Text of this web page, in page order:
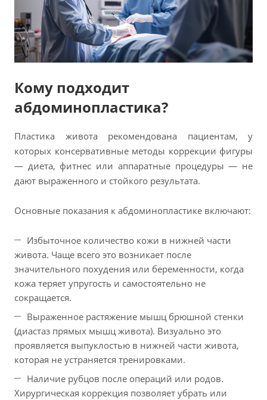
Кому подходит
абдоминопластика?
Пластика живота рекомендована пациентам, у
которых консервативные методы коррекции фигуры
— диета, фитнес или аппаратные процедуры — не
дают выраженного и стойкого результата.
Основные показания к абдоминопластике включают:
Избыточное количество кожи в нижней части
живота. Чаще всего это возникает после
значительного похудения или беременности, когда
кожа теряет упругость и самостоятельно не
сокращается.
Выраженное растяжение мышц брюшной стенки
(диастаз прямых мышц живота). Визуально это
проявляется выпуклостью в нижней части живота,
которая не устраняется тренировками.
Наличие рубцов после операций или родов.
Хирургическая коррекция позволяет убрать или